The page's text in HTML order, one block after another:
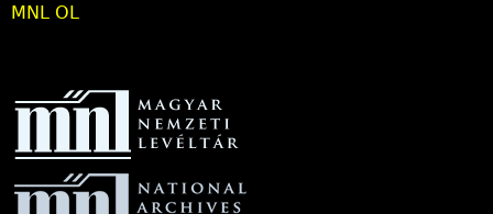
MNL OL